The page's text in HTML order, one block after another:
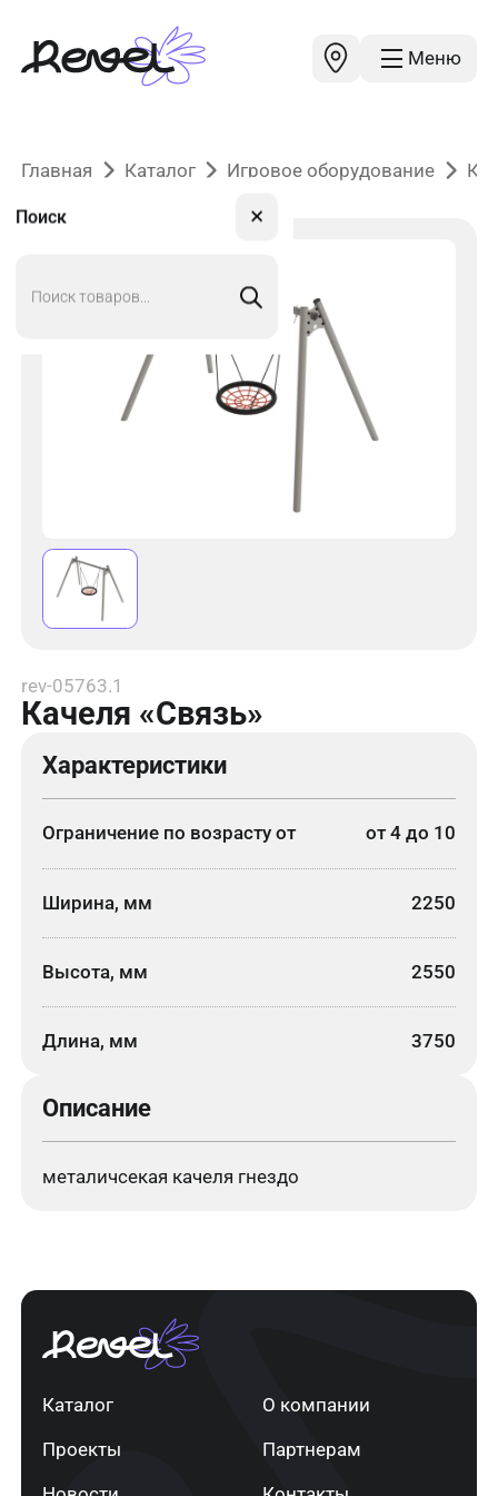
Меню
Поиск ✕
Главная Каталог Игровое оборудование
rev-05763.1
Качеля «Связь»
Характеристики
Ограничение по возрасту от от 4 до 10
Ширина, мм 2250
Высота, мм 2550
Длина, мм 3750
Описание
металичсекая качеля гнездо
Каталог
О компании
Проекты
Партнерам